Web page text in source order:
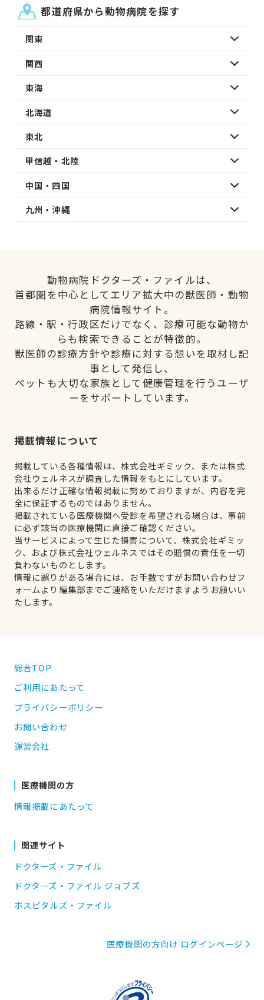
都道府県から動物病院を探す
関東
関西
東海
北海道
東北
甲信越・北陸
中国・四国
九州・沖縄
動物病院ドクターズ・ファイルは、
首都圏を中心としてエリア拡大中の獣医師・動物
病院情報サイト。
路線・駅・行政区だけでなく、診療可能な動物か
らも検索できることが特徴的。
獣医師の診療方針や診療に対する想いを取材し記
事として発信し、
ペットも大切な家族として健康管理を行うユーザ
ーをサポートしています。
掲載情報について
掲載している各種情報は、株式会社ギミック、または株式
会社ウェルネスが調査した情報をもとにしています。
出来るだけ正確な情報掲載に努めておりますが、内容を完
全に保証するものではありません。
掲載されている医療機関へ受診を希望される場合は、事前
に必ず該当の医療機関に直接ご確認ください。
当サービスによって生じた損害について、株式会社ギミッ
ク、および株式会社ウェルネスではその賠償の責任を一切
負わないものとします。
情報に誤りがある場合には、お手数ですがお問い合わせフ
ォームより編集部までご連絡をいただけますようお願いい
たします。
総合TOP
ご利用にあたって
プライバシーポリシー
お問い合わせ
運営会社
医療機関の方
情報掲載にあたって
関連サイト
ドクターズ・ファイル
ドクターズ・ファイル ジョブズ
ホスピタルズ・ファイル
医療機関の方向け ログインページ